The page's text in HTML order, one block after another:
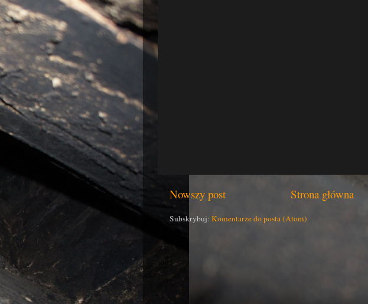
Nowszy post Strona główna
Subskrybuj: Komentarze do posta (Atom)